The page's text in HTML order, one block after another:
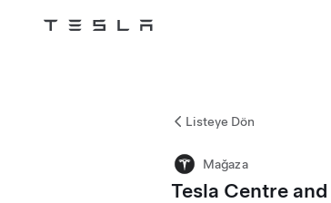
Tesla
Listeye Dön
Mağaza
Tesla Centre